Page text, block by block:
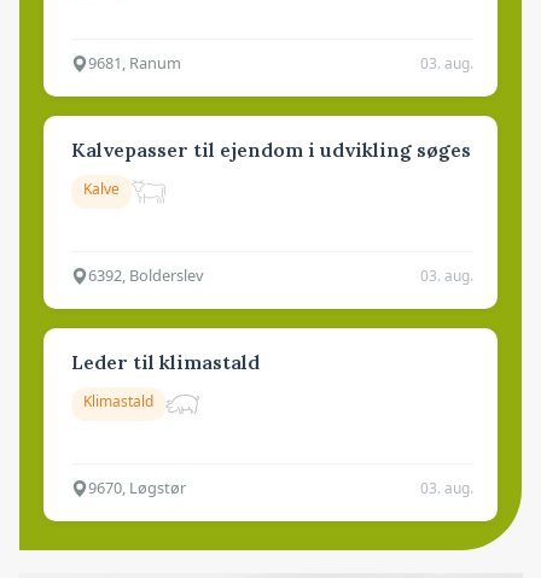
9681, Ranum 03. aug.
Kalvepasser til ejendom i udvikling søges
Kalve
6392, Bolderslev 03. aug.
Leder til klimastald
Klimastald
9670, Løgstør 03. aug.